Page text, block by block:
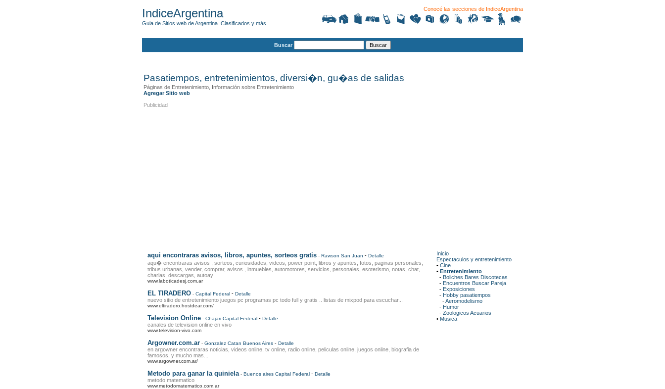
IndiceArgentina
Guia de Sitios web de Argentina. Clasificados y más...
Conocé las secciones de IndiceArgentina
Buscar
Pasatiempos, entretenimientos, diversi�n, gu�as de salidas
Páginas de Entretenimiento, Información sobre Entretenimiento
Agregar Sitio web
Publicidad
aqui encontraras avisos, libros, apuntes, sorteos gratis - Rawson San Juan - Detalle
aqu� encontraras avisos , sorteos, curiosidades, videos, power point, libros y apuntes, fotos, paginas personales,
tribus urbanas, vender, comprar, avisos , inmuebles, automotores, servicios, personales, esoterismo, notas, chat,
charlas, descargas, autoay
www.laboticadesj.com.ar
EL TIRADERO - Capital Federal - Detalle
nuevo sitio de entretenimiento juegos pc programas pc todo full y gratis .. listas de mixpod para escuchar...
www.eltiradero.hostdear.com/
Television Online - Chajari Capital Federal - Detalle
canales de television online en vivo
www.television-vivo.com
Argowner.com.ar - Gonzalez Catan Buenos Aires - Detalle
en argowner encontraras noticias, videos online, tv online, radio online, peliculas online, juegos online, biografia de
famosos, y mucho mas...
www.argowner.com.ar/
Metodo para ganar la quiniela - Buenos aires Capital Federal - Detalle
metodo matematico
www.metodomatematico.com.ar
Inicio
Espectaculos y entretenimiento
• Cine
• Entretenimiento
- Boliches Bares Discotecas
- Encuentros Buscar Pareja
- Exposiciones
- Hobby pasatiempos
-Aeromodelismo
- Humor
- Zoologicos Acuarios
• Musica